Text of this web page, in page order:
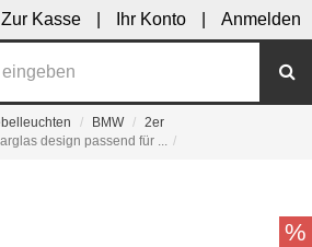
Zur Kasse Ihr Konto Anmelden
BMW
2er
design passend für ...
%